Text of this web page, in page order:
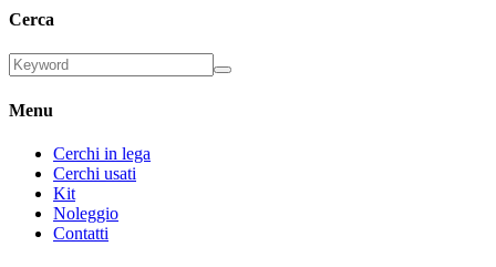
Cerca
Menu
Cerchi in lega
Cerchi usati
Kit
Noleggio
Contatti